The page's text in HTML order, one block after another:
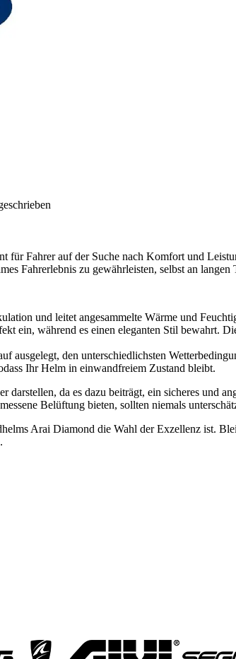
für Fahrer auf der Suche nach Komfort und
Fahrerlebnis zu gewährleisten, selbst an langen
und leitet angesammelte Wärme und
ein, während es einen eleganten Stil bewahrt.
ausgelegt, den unterschiedlichsten
Ihr Helm in einwandfreiem Zustand bleibt.
da es dazu beiträgt, ein sicheres und
Belüftung bieten, sollten niemals
Arai Diamond die Wahl der Exzellenz ist.